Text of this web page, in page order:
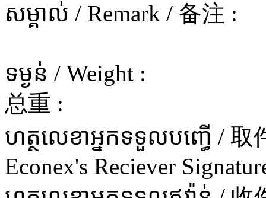
សម្គាល់ / Remark / 备注 :
ទម្ងន់ / Weight :
总重 :
ហត្ថលេខាអ្នកទទួលបញ្ធើ / 取
Econex's Reciever